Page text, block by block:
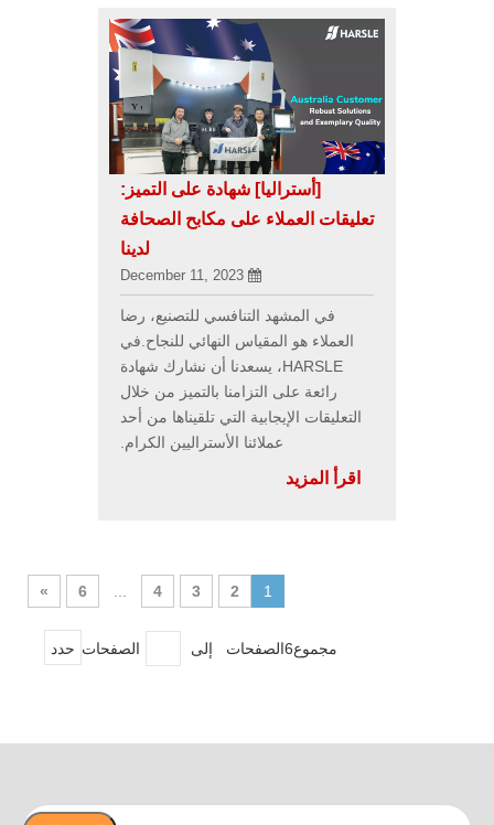
[أستراليا] شهادة على التميز:
تعليقات العملاء على مكابح الصحافة
لدينا
في المشهد التنافسي للتصنيع، رضا
العملاء هو المقياس النهائي للنجاح.في
HARSLE، يسعدنا أن نشارك شهادة
رائعة على التزامنا بالتميز من خلال
التعليقات الإيجابية التي تلقيناها من أحد
عملائنا الأستراليين الكرام.
اقرأ المزيد
1
2
3
4
6
»
مجموع6الصفحات إلى الصفحات حدد